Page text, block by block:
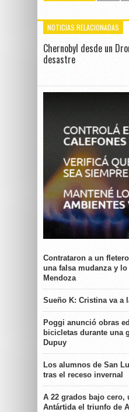
NOTICIAS RELACIONADAS
Chernobyl desde un
desastre
Contrataron a un
una falsa mudanza y
Mendoza
Sueño K: Cristina va a
Poggi anunció obras
bicicletas durante una
Dupuy
Los alumnos de San
tras el receso invernal
A 22 grados bajo cero,
Antártida el triunfo de